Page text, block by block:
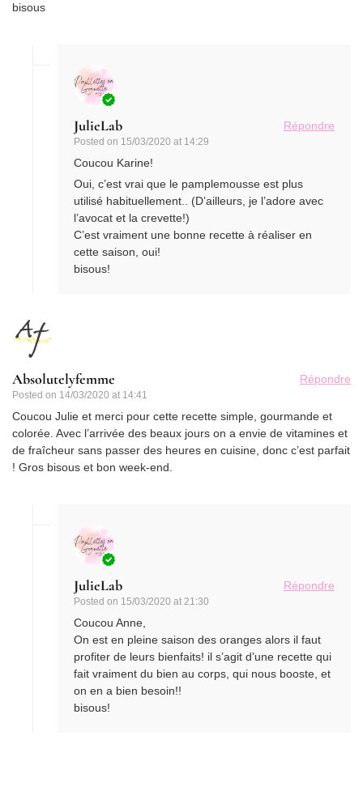
bisous
JulieLab
Posted on 15/03/2020 at 14:29
Répondre
Coucou Karine!
Oui, c’est vrai que le pamplemousse est plus
utilisé habituellement.. (D’ailleurs, je l’adore avec
l’avocat et la crevette!)
C’est vraiment une bonne recette à réaliser en
cette saison, oui!
bisous!
Absolutelyfemme
Posted on 14/03/2020 at 14:41
Répondre
Coucou Julie et merci pour cette recette simple, gourmande et
colorée. Avec l’arrivée des beaux jours on a envie de vitamines et
de fraîcheur sans passer des heures en cuisine, donc c’est parfait
! Gros bisous et bon week-end.
JulieLab
Posted on 15/03/2020 at 21:30
Répondre
Coucou Anne,
On est en pleine saison des oranges alors il faut
profiter de leurs bienfaits! il s’agit d’une recette qui
fait vraiment du bien au corps, qui nous booste, et
on en a bien besoin!!
bisous!